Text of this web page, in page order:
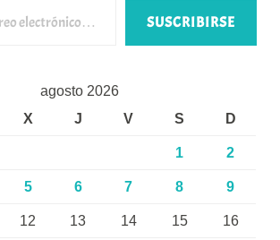
SUSCRIBIRSE
agosto 2026
X J V S D
1 2
5 6 7 8 9
12 13 14 15 16